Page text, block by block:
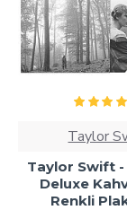
Taylor
Taylor Swift
Deluxe
Renkli